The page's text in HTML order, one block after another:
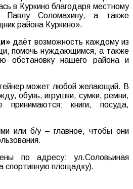
в Куркиноблагодаря местному
Павлу Соломахину, а
также
района Куркино».
» даёт возможность каждому из
,помочь нуждающимся,а также
обстановку нашего района
и
может любой желающий. В
,обувь,игрушки, сумки,ремни,
принимаются:книги,посуда,
или б/у–главное,чтобы они
.
по адресу: ул.Соловьиная
спортивную площадку).